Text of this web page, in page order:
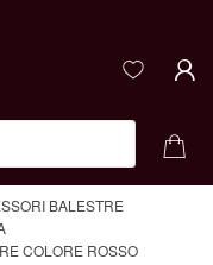
BALESTRE
COLORE ROSSO